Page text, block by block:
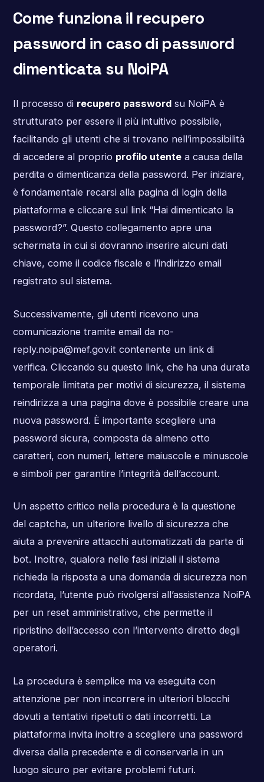
Come funziona il recupero
password in caso di password
dimenticata su NoiPA
Il processo di recupero passwordsu NoiPA è
strutturato per essere il più intuitivo possibile,
facilitando gli utenti che si trovano nell’impossibilità
di accedere al proprio profilo utentea causa della
perdita o dimenticanza della password. Per iniziare,
è fondamentale recarsi alla pagina di login della
piattaforma e cliccare sul link “Hai dimenticato la
password?”. Questo collegamento apre una
schermata in cui si dovranno inserire alcuni dati
chiave, come il codice fiscale e l’indirizzo email
registrato sul sistema.
Successivamente, gli utenti ricevono una
comunicazione tramite email da no-
reply.noipa@mef.gov.it contenente un link di
verifica. Cliccando su questo link, che ha una durata
temporale limitata per motivi di sicurezza, il sistema
reindirizza a una pagina dove è possibile creare una
nuova password. È importante scegliere una
password sicura, composta da almeno otto
caratteri, con numeri, lettere maiuscole e minuscole
e simboli per garantire l’integrità dell’account.
Un aspetto critico nella procedura è la questione
del captcha, un ulteriore livello di sicurezza che
aiuta a prevenire attacchi automatizzati da parte di
bot. Inoltre, qualora nelle fasi iniziali il sistema
richieda la risposta a una domanda di sicurezza non
ricordata, l’utente può rivolgersi all’assistenza NoiPA
per un reset amministrativo, che permette il
ripristino dell’accesso con l’intervento diretto degli
operatori.
La procedura è semplice ma va eseguita con
attenzione per non incorrere in ulteriori blocchi
dovuti a tentativi ripetuti o dati incorretti. La
piattaforma invita inoltre a scegliere una password
diversa dalla precedente e di conservarla in un
luogo sicuro per evitare problemi futuri.